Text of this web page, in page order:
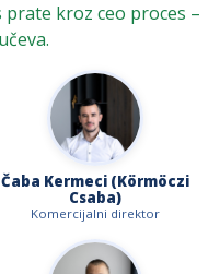
kroz ceo proces –
Čaba Kermeci (Körmöczi
Csaba)
Komercijalni direktor